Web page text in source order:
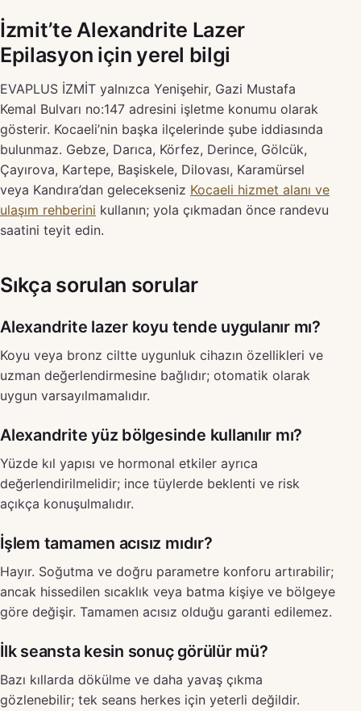
İzmit’te Alexandrite Lazer
Epilasyon için yerel bilgi
EVAPLUS İZMİT yalnızca Yenişehir, Gazi Mustafa
Kemal Bulvarı no:147 adresini işletme konumu olarak
gösterir. Kocaeli’nin başka ilçelerinde şube iddiasında
bulunmaz. Gebze, Darıca, Körfez, Derince, Gölcük,
Çayırova, Kartepe, Başiskele, Dilovası, Karamürsel
veya Kandıra’dan gelecekseniz Kocaeli hizmet alanı ve
ulaşım rehberini kullanın; yola çıkmadan önce randevu
saatini teyit edin.
Sıkça sorulan sorular
Alexandrite lazer koyu tende uygulanır mı?
Koyu veya bronz ciltte uygunluk cihazın özellikleri ve
uzman değerlendirmesine bağlıdır; otomatik olarak
uygun varsayılmamalıdır.
Alexandrite yüz bölgesinde kullanılır mı?
Yüzde kıl yapısı ve hormonal etkiler ayrıca
değerlendirilmelidir; ince tüylerde beklenti ve risk
açıkça konuşulmalıdır.
İşlem tamamen acısız mıdır?
Hayır. Soğutma ve doğru parametre konforu artırabilir;
ancak hissedilen sıcaklık veya batma kişiye ve bölgeye
göre değişir. Tamamen acısız olduğu garanti edilemez.
İlk seansta kesin sonuç görülür mü?
Bazı kıllarda dökülme ve daha yavaş çıkma
gözlenebilir; tek seans herkes için yeterli değildir.